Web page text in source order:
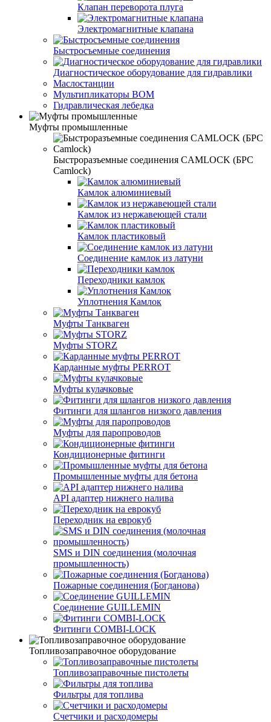
Клапан переворота плуга
Электромагнитные клапана
Быстросъемные соединения
Диагностическое оборудование для гидравлики
Маслостанции
Мультипликаторы ВОМ
Гидравлическая лебедка
Муфты промышленные
Быстроразъемные соединения CAMLOCK (БРС
Camlock)
Камлок алюминиевый
Камлок из нержавеющей стали
Камлок пластиковый
Соединение камлок из латуни
Переходники камлок
Уплотнения Камлок
Муфты Танкваген
Муфты STORZ
Карданные муфты PERROT
Муфты кулачковые
Фитинги для шлангов низкого давления
Муфты для паропроводов
Кондиционерные фитинги
Промышленные муфты для бетона
API адаптер нижнего налива
Переходник на еврокуб
SMS и DIN соединения (молочная
промышленность)
Пожарные соединения (Богданова)
Соединение GUILLEMIN
Фитинги СOMBI-LOCK
Топливозаправочное оборудование
Топливозаправочные пистолеты
Фильтры для топлива
Счетчики и расходомеры